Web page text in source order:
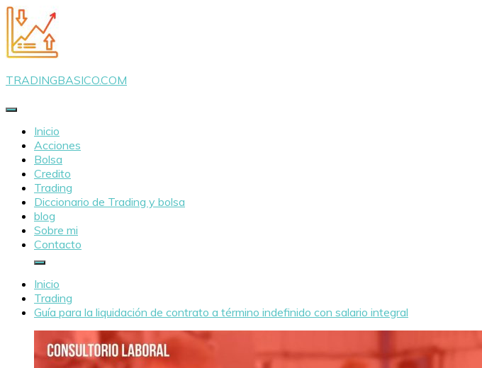
Saltar
al
contenido
TRADINGBASICO.COM
Inicio
Acciones
Bolsa
Credito
Trading
Diccionario de Trading y bolsa
blog
Sobre mi
Contacto
Inicio
Trading
Guía para la liquidación de contrato a término indefinido con salario integral